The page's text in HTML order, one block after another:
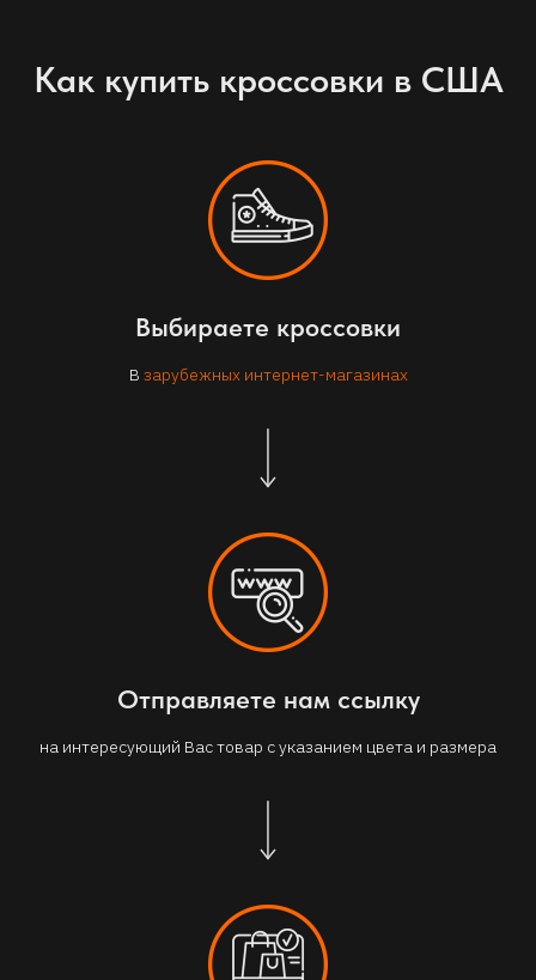
Как купить кроссовки в США
Выбираете кроссовки
В зарубежных интернет-магазинах
Отправляете нам ссылку
на интересующий Вас товар с указанием цвета и размера